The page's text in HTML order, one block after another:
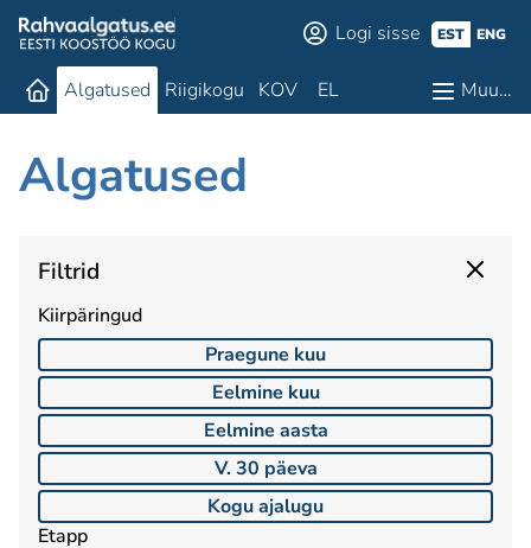
Logi sisse EST ENG
Algatused Riigikogu KOV EL Muu…
Algatused
Filtrid
Kiirpäringud
Praegune kuu
Eelmine kuu
Eelmine aasta
V. 30 päeva
Kogu ajalugu
Etapp